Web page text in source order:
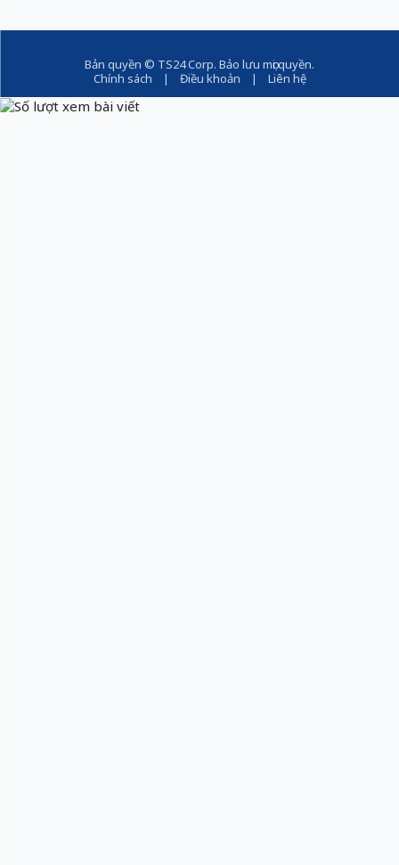
Bản quyền © TS24 Corp. Bảo lưu mọi quyền.
Chính sách | Điều khoản | Liên hệ